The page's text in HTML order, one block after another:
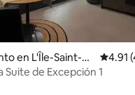
de 5, 129 reseñas
en L'Île-Saint-D
4.91
Suite de Excepción 1